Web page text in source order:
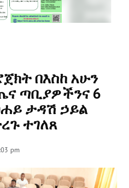
በእስከ አሁን
ጣቢያዎችንና 6
ታዳሽ ኃይል
ተገለጸ
pm